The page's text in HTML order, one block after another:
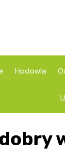
Hodowla